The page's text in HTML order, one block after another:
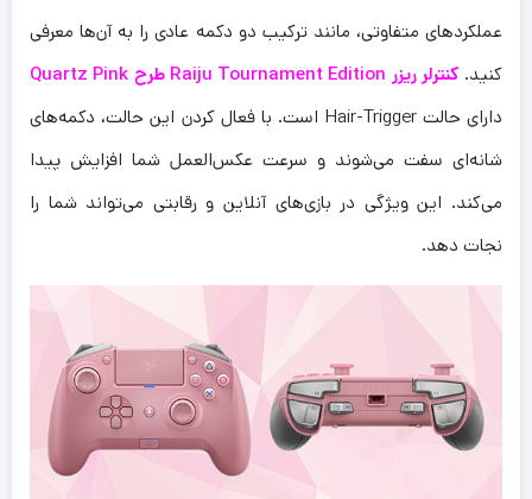
عملکردهای متفاوتی، مانند ترکیب دو دکمه عادی را به آن‌ها معرفی
کنید.کنترلر ریزر Raiju Tournament Edition طرح Quartz Pink
دارای حالت Hair-Trigger است. با فعال کردن این حالت، دکمه‌های
شانه‌ای سفت می‌شوند و سرعت عکس‌العمل شما افزایش پیدا
می‌کند. این ویژگی‌ در بازی‌های آنلاین و رقابتی می‌تواند شما را
نجات دهد.